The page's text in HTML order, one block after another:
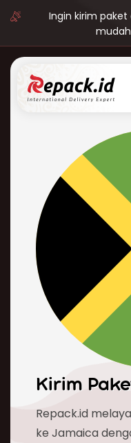
Ingin kirim
Kirim
Repack.id
ke Jamaica